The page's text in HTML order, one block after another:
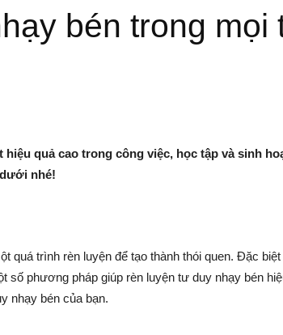
bén trong mọi
quả cao trong công việc, học tập và sinh
nhé!
quá trình rèn luyện để tạo thành thói quen. Đặc
số phương pháp giúp rèn luyện tư duy nhạy bén
nhạy bén của bạn.